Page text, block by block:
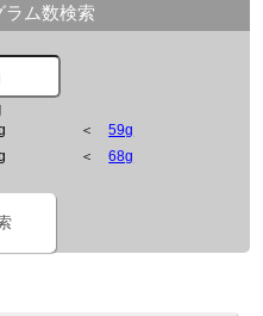
ラム数検索
＜59g
＜68g